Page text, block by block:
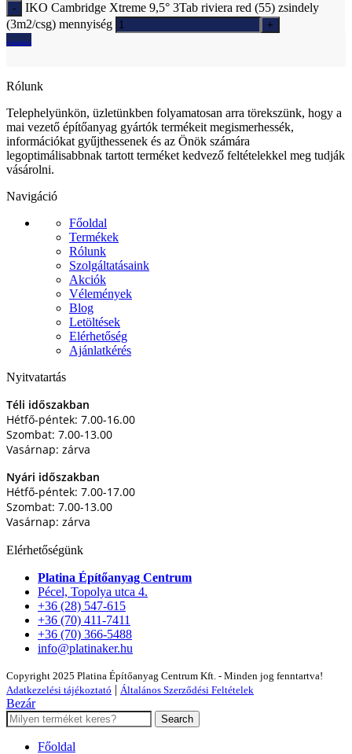
IKO Cambridge Xtreme 9,5° 3Tab riviera red (55) zsindely
(3m2/csg) mennyiség
Ajánlatkérés
Rólunk
Telephelyünkön, üzletünkben folyamatosan arra törekszünk, hogy a
mai vezető építőanyag gyártók termékeit megismerhessék,
információkat gyűjthessenek és az Önök számára
legoptimálisabbnak tartott terméket kedvező feltételekkel meg tudják
vásárolni.
Navigáció
Főoldal
Termékek
Rólunk
Szolgáltatásaink
Akciók
Vélemények
Blog
Letöltések
Elérhetőség
Ajánlatkérés
Nyitvatartás
Téli időszakban
Hétfő-péntek: 7.00-16.00
Szombat: 7.00-13.00
Vasárnap: zárva
Nyári időszakban
Hétfő-péntek: 7.00-17.00
Szombat: 7.00-13.00
Vasárnap: zárva
Elérhetőségünk
Platina Építőanyag Centrum
Pécel, Topolya utca 4.
+36 (28) 547-615
+36 (70) 411-7411
+36 (70) 366-5488
info@platinaker.hu
Copyright 2025 Platina Építőanyag Centrum Kft. - Minden jog fenntartva!
Adatkezelési tájékoztató | Általános Szerződési Feltételek
Bezár
Search
Főoldal